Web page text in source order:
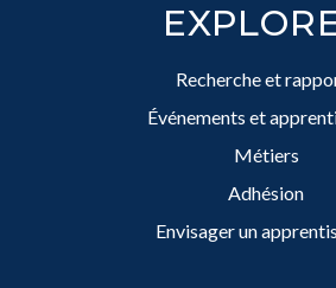
Recherche et
Événements et
Métiers
Adhésion
Envisager un